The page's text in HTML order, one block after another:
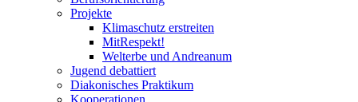
Projekte
Klimaschutz erstreiten
MitRespekt!
Welterbe und Andreanum
Jugend debattiert
Diakonisches Praktikum
Kooperationen